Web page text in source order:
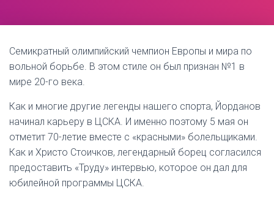
Семикратный олимпийский чемпион Европы и мира по
вольной борьбе. В этом стиле он был признан №1 в
мире 20-го века.
Как и многие другие легенды нашего спорта, Йорданов
начинал карьеру в ЦСКА. И именно поэтому 5 мая он
отметит 70-летие вместе с «красными» болельщиками.
Как и Христо Стоичков, легендарный борец согласился
предоставить «Труду» интервью, которое он дал для
юбилейной программы ЦСКА.